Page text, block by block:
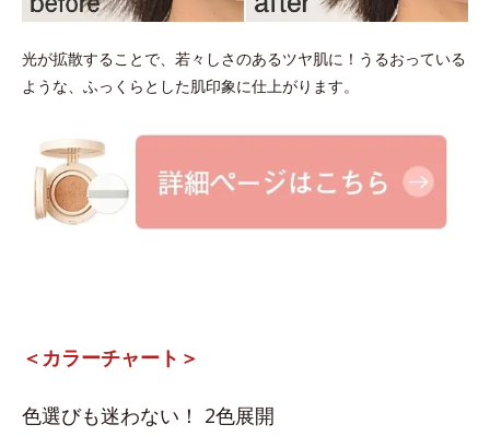
光が拡散することで、若々しさのあるツヤ肌に！うるおっている
ような、ふっくらとした肌印象に仕上がります。
＜カラーチャート＞
色選びも迷わない！ 2色展開